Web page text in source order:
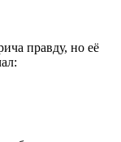
правду, но её